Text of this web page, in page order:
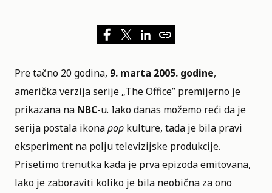
Pre tačno 20 godina, 9. marta 2005. godine,
američka verzija serije „The Office” premijerno je
prikazana na NBC-u. Iako danas možemo reći da je
serija postala ikonapop kulture, tada je bila pravi
eksperiment na polju televizijske produkcije.
Prisetimo trenutka kada je prva epizoda emitovana,
lako je zaboraviti koliko je bila neobična za ono